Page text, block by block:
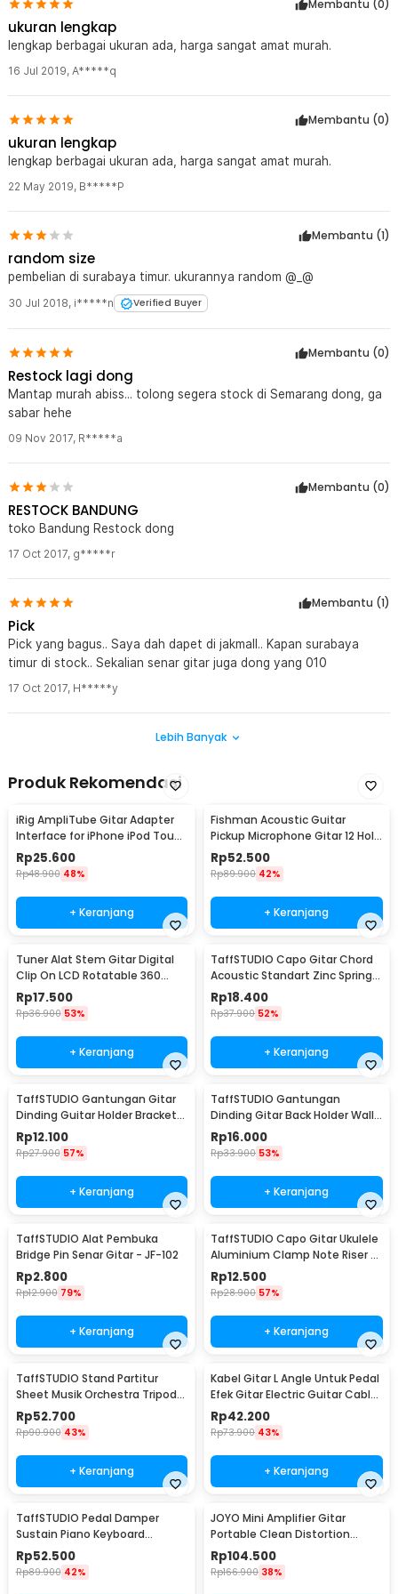
Membantu (0)
ukuran lengkap
lengkap berbagai ukuran ada, harga sangat amat murah.
16 Jul 2019, A*****q
Membantu (0)
ukuran lengkap
lengkap berbagai ukuran ada, harga sangat amat murah.
22 May 2019, B*****P
Membantu (1)
random size
pembelian di surabaya timur. ukurannya random @_@
30 Jul 2018, i*****n Verified Buyer
Membantu (0)
Restock lagi dong
Mantap murah abiss... tolong segera stock di Semarang dong, ga
sabar hehe
09 Nov 2017, R*****a
Membantu (0)
RESTOCK BANDUNG
toko Bandung Restock dong
17 Oct 2017, g*****r
Membantu (1)
Pick
Pick yang bagus.. Saya dah dapet di jakmall.. Kapan surabaya
timur di stock.. Sekalian senar gitar juga dong yang 010
17 Oct 2017, H*****y
Lebih Banyak
Produk Rekomendasi
iRig AmpliTube Gitar Adapter
Interface for iPhone iPod Touch
iPad - IRIG-0003
Rp25.600
Rp48.900 48%
+ Keranjang
Fishman Acoustic Guitar
Pickup Microphone Gitar 12 Hole
6.35mm 2.8M - P-012
Rp52.500
Rp89.900 42%
+ Keranjang
Tuner Alat Stem Gitar Digital
Clip On LCD Rotatable 360
Degree - JT-01
Rp17.500
Rp36.900 53%
+ Keranjang
TaffSTUDIO Capo Gitar Chord
Acoustic Standart Zinc Spring
Anti Karat - M556
Rp18.400
Rp37.900 52%
+ Keranjang
TaffSTUDIO Gantungan Gitar
Dinding Guitar Holder Bracket
Wall Mount - XG-01
Rp12.100
Rp27.900 57%
+ Keranjang
TaffSTUDIO Gantungan
Dinding Gitar Back Holder Wall
Mount - XG-10
Rp16.000
Rp33.900 53%
+ Keranjang
TaffSTUDIO Alat Pembuka
Bridge Pin Senar Gitar - JF-102
Rp2.800
Rp12.900 79%
+ Keranjang
TaffSTUDIO Capo Gitar Ukulele
Aluminium Clamp Note Riser -
M556
Rp12.500
Rp28.900 57%
+ Keranjang
TaffSTUDIO Stand Partitur
Sheet Musik Orchestra Tripod
Foldable 1.2m - F-01HC
Rp52.700
Rp90.900 43%
+ Keranjang
Kabel Gitar L Angle Untuk Pedal
Efek Gitar Electric Guitar Cable
6 PCS - XGQ-X-6
Rp42.200
Rp73.900 43%
+ Keranjang
TaffSTUDIO Pedal Damper
Sustain Piano Keyboard
Universal Jack 6.35 mm - WTB-
005
Rp52.500
Rp89.900 42%
JOYO Mini Amplifier Gitar
Portable Clean Distortion
Headphone Amp 2W - JA-01
Rp104.500
Rp166.900 38%